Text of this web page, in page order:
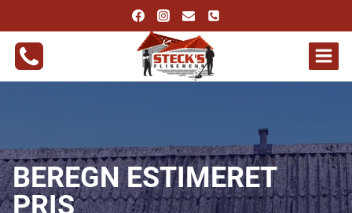
til
indhold
BEREGN ESTIMERET
PRIS